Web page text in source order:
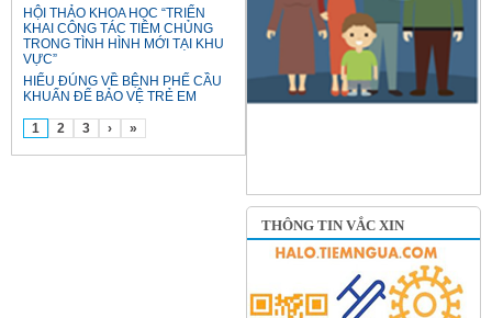
HỘI THẢO KHOA HỌC “TRIỂN
KHAI CÔNG TÁC TIÊM CHỦNG
TRONG TÌNH HÌNH MỚI TẠI KHU
VỰC”
HIỂU ĐÚNG VỀ BỆNH PHẾ CẦU
KHUẨN ĐỂ BẢO VỆ TRẺ EM
1 2 3 › »
THÔNG TIN VẮC XIN